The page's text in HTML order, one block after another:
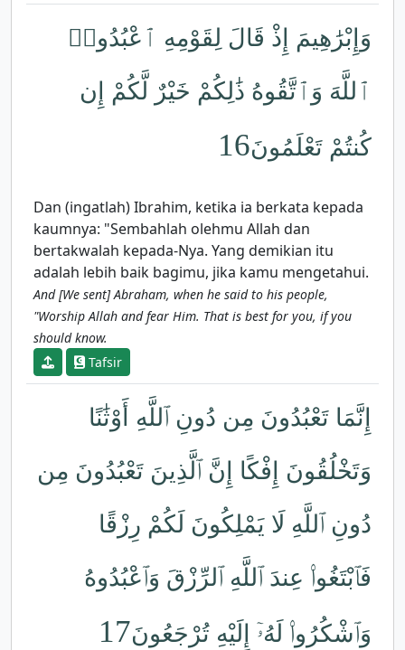
وَإِبْرَٰهِيمَ إِذْ قَالَ لِقَوْمِهِ ٱعْبُدُوا۟
ٱللَّهَ وَٱتَّقُوهُ ذَٰلِكُمْ خَيْرٌ لَّكُمْ إِن
كُنتُمْ تَعْلَمُونَ16
Dan (ingatlah) Ibrahim, ketika ia berkata kepada
kaumnya: "Sembahlah olehmu Allah dan
bertakwalah kepada-Nya. Yang demikian itu
adalah lebih baik bagimu, jika kamu mengetahui.
And [We sent] Abraham, when he said to his people,
"Worship Allah and fear Him. That is best for you, if you
should know.
Tafsir
إِنَّمَا تَعْبُدُونَ مِن دُونِ ٱللَّهِ أَوْثَٰنًا
وَتَخْلُقُونَ إِفْكًا إِنَّ ٱلَّذِينَ تَعْبُدُونَ مِن
دُونِ ٱللَّهِ لَا يَمْلِكُونَ لَكُمْ رِزْقًا
فَٱبْتَغُوا۟ عِندَ ٱللَّهِ ٱلرِّزْقَ وَٱعْبُدُوهُ
وَٱشْكُرُوا۟ لَهُۥٓ إِلَيْهِ تُرْجَعُونَ17